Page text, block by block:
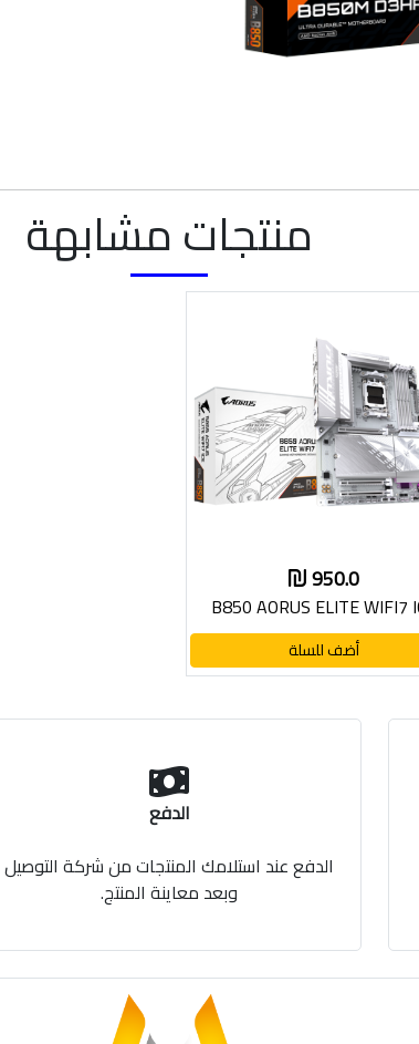
منتجات مشابهة
950.0
B850 AORUS ELITE WIFI7
أضف للسلة
الدفع
الدفع عند استلامك المنتجات من شركة التوصيل
وبعد معاينة المنتج.